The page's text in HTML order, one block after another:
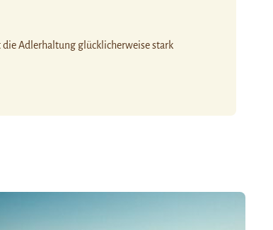
Adlerhaltung glücklicherweise stark